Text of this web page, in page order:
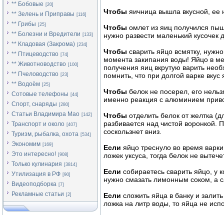
** Бобовые [20]
** Зелень и Приправы [116]
** Грибы [25]
** Болезни и Вредители [133]
** Кладовая (Закрома) [234]
** Птицеводство [74]
** Животноводство [100]
** Пчеловодство [23]
** Водоём [25]
Сотовые телефоны [44]
Спорт, снаряды [280]
Статьи Владимира Мао [142]
Транспорт и около [407]
Туризм, рыбалка, охота [534]
Экономим [169]
Это интересно! [908]
Только кулинария [3814]
Утилизация в РФ [90]
Видеоподборка [7]
Рекламные статьи [2]
Чтобы яичница вышла вкусной, ее
Чтобы омлет из яиц получился
нужно развести маленький кусочек
Чтобы сварить яйцо всмятку,
момента закипания воды! Яйцо в
получения яиц вкрутую варить
помнить, что при долгой варке вкус
Чтобы белок не посерел, его
именно реакция с алюминием
Чтобы отделить белок от желтка
разбивается над чистой воронкой.
соскользнет вниз.
Если яйцо треснуло во время
ложек уксуса, тогда белок не
Если собираетесь сварить яйцо, у
нужно смазать лимонным соком, а
Если сложить яйца в банку и
ложка на литр воды, то яйца не